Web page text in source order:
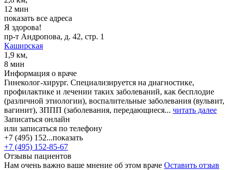
12 мин
показать все адреса
Я здорова!
пр-т Андропова, д. 42, стр. 1
Каширская
1,9 км,
8 мин
Информация о враче
Гинеколог-хирург. Специализируется на диагностике,
профилактике и лечении таких заболеваний, как бесплодие
(различной этиологии), воспалительные заболевания (вульвит,
вагинит), ЗППП (заболевания, передающиеся... читать далее
Записаться онлайн
или записаться по телефону
+7 (495) 152...показать
+7 (495) 152-85-67
Отзывы пациентов
Нам очень важно ваше мнение об этом враче Оставить отзыв